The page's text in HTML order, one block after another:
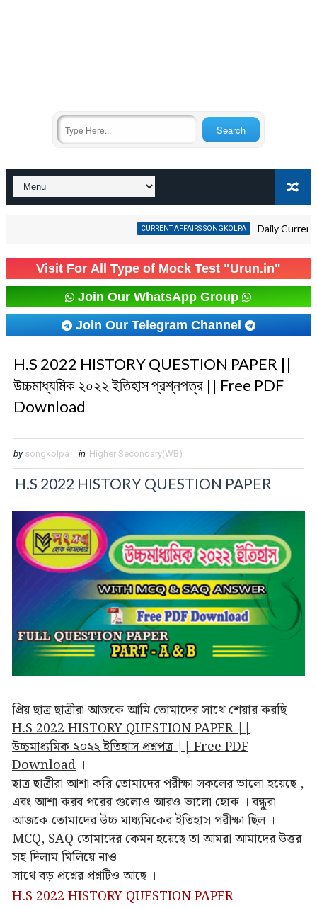
CURRENT AFFAIRS SONGKOLPA Daily Current Affairs
Visit For All Type of Mock Test "Urun.in"
Join Our WhatsApp Group
Join Our Telegram Channel
H.S 2022 HISTORY QUESTION PAPER ||
উচ্চমাধ্যমিক ২০২২ ইতিহাস প্রশ্নপত্র || Free PDF
Download
by songkolpa in Higher Secondary(WB)
H.S 2022 HISTORY QUESTION PAPER
প্রিয় ছাত্র ছাত্রীরা আজকে আমি তোমাদের সাথে শেয়ার করছি
H.S 2022 HISTORY QUESTION PAPER ||
উচ্চমাধ্যমিক ২০২২ ইতিহাস প্রশ্নপত্র || Free PDF
Download।
ছাত্র ছাত্রীরা আশা করি তোমাদের পরীক্ষা সকলের ভালো হয়েছে ,
এবং আশা করব পরের গুলোও আরও ভালো হোক । বন্ধুরা
আজকে তোমাদের উচ্চ মাধ্যমিকের ইতিহাস পরীক্ষা ছিল ।
MCQ, SAQ তোমাদের কেমন হয়েছে তা আমরা আমাদের উত্তর
সহ দিলাম মিলিয়ে নাও -
সাথে বড় প্রশ্নের প্রশ্নটিও আছে ।
H.S 2022 HISTORY QUESTION PAPER